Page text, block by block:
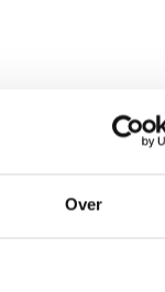
Over
of bij de trainers